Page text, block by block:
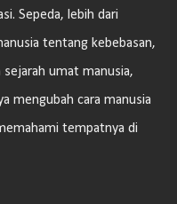
Sepeda, lebih dari
tentang kebebasan,
sejarah umat manusia,
mengubah cara manusia
tempatnya di